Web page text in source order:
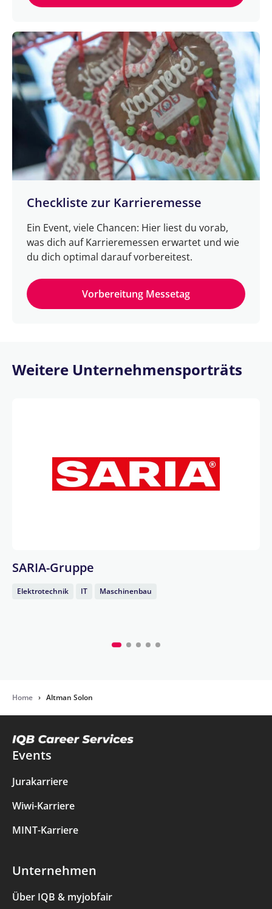
Checkliste zur Karrieremesse
Ein Event, viele Chancen: Hier liest du vorab,
was dich auf Karrieremessen erwartet und wie
du dich optimal darauf vorbereitest.
Vorbereitung Messetag
Weitere Unternehmensporträts
SARIA-Gruppe
Elektrotechnik IT Maschinenbau
Home › Altman Solon
Events
Jurakarriere
Wiwi-Karriere
MINT-Karriere
Unternehmen
Über IQB & myjobfair